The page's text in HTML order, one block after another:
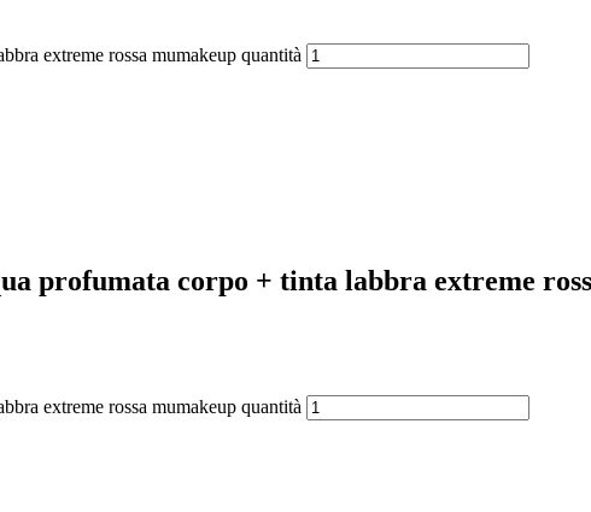
extreme rossa mumakeup quantità
profumata corpo + tinta labbra extreme
extreme rossa mumakeup quantità